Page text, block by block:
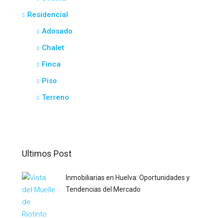
Residencial
Adosado
Chalet
Finca
Piso
Terreno
Ultimos Post
Inmobiliarias en Huelva: Oportunidades y
Tendencias del Mercado